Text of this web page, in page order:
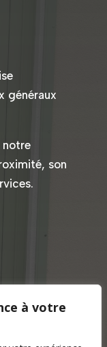
à votre
généraux
notre
son